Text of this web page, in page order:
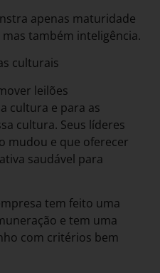
apenas maturidade
também inteligência.
culturais
leilões
cultura e para as
cultura. Seus líderes
mudou e que oferecer
saudável para
tem feito uma
e tem uma
com critérios bem